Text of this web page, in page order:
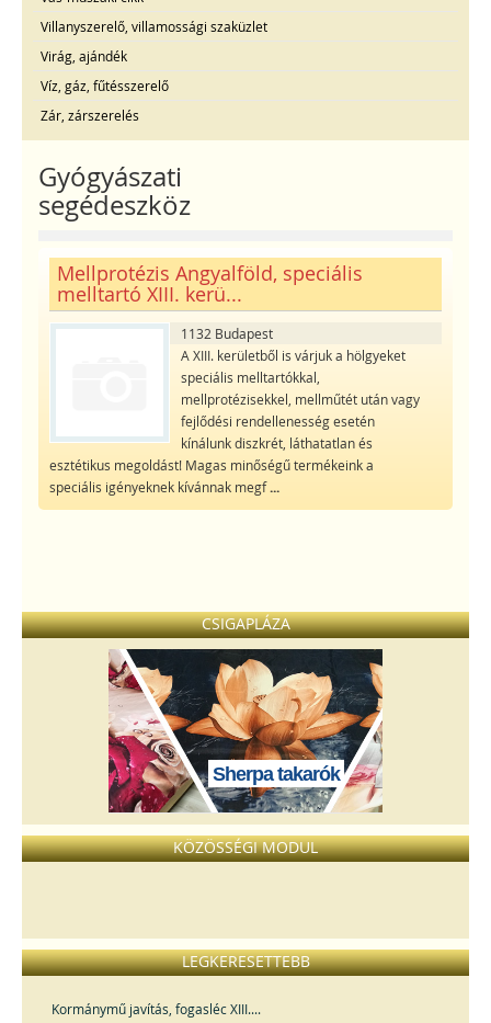
Villanyszerelő, villamossági szaküzlet
Virág, ajándék
Víz, gáz, fűtésszerelő
Zár, zárszerelés
Gyógyászati
segédeszköz
Mellprotézis Angyalföld, speciális
melltartó XIII. kerü...
1132 Budapest
A XIII. kerületből is várjuk a hölgyeket
speciális melltartókkal,
mellprotézisekkel, mellműtét után vagy
fejlődési rendellenesség esetén
kínálunk diszkrét, láthatatlan és
esztétikus megoldást! Magas minőségű termékeink a
speciális igényeknek kívánnak megf...
CSIGAPLÁZA
Sherpa takarók
KÖZÖSSÉGI MODUL
LEGKERESETTEBB
Kormánymű javítás, fogasléc XIII....